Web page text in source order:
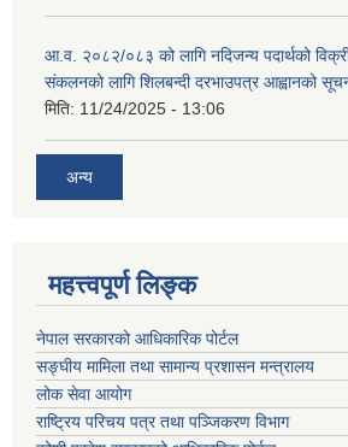
आ.व. २०८२/०८३ को लागि नदिजन्य पदार्थको
संकलनको लागि शिलबन्दी दरभाउपत्र आह्वानको
मिति: 11/24/2025 - 13:06
अन्य
महत्त्वपूर्ण लिङ्क
नेपाल सरकारको आधिकारिक पोर्टल
सङ्‍घीय मामिला तथा सामान्य प्रशासन मन्त्रालय
लोक सेवा आयोग
राष्ट्रिय परिचय पत्र तथा पञ्जिकरण विभाग